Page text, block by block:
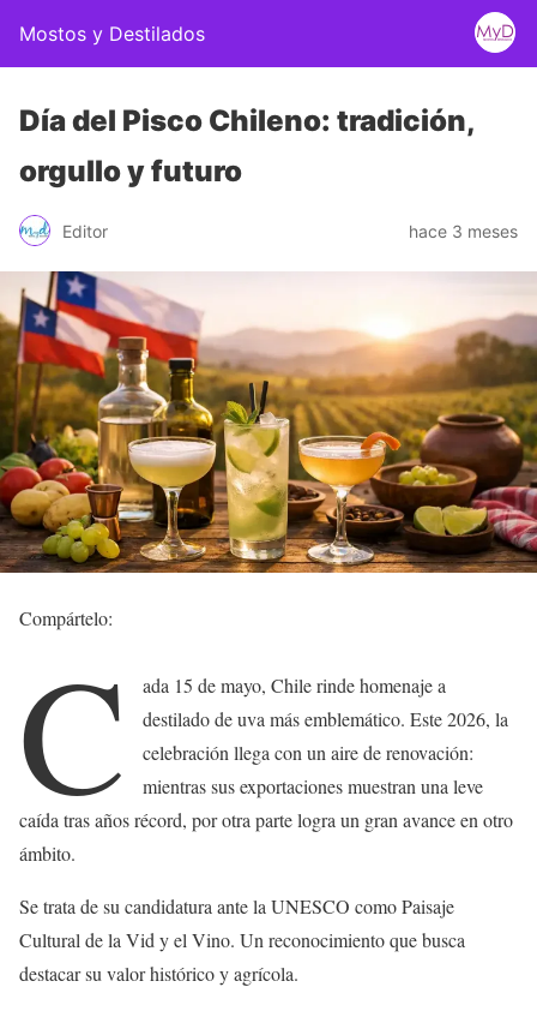
Mostos y Destilados
Día del Pisco Chileno: tradición,
orgullo y futuro
Editor hace 3 meses
Compártelo:
C
ada 15 de mayo, Chile rinde homenaje a
destilado de uva más emblemático. Este 2026, la
celebración llega con un aire de renovación:
mientras sus exportaciones muestran una leve
caída tras años récord, por otra parte logra un gran avance en otro
ámbito.
Se trata de su candidatura ante la UNESCO como Paisaje
Cultural de la Vid y el Vino. Un reconocimiento que busca
destacar su valor histórico y agrícola.